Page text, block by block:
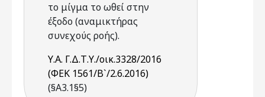
το μίγμα το ωθεί στην
έξοδο (αναμικτήρας
συνεχούς ροής).
Υ.Α. Γ.Δ.Τ.Υ./οικ.3328/2016
(ΦΕΚ 1561/Β`/2.6.2016)
(§Α3.1§5)